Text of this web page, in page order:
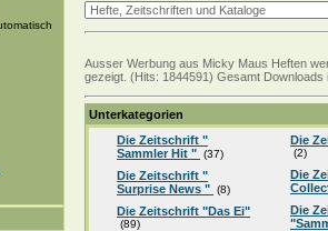
Ausser Werbung aus Micky Maus Heften
gezeigt. (Hits: 1844591) Gesamt Downloads
Unterkategorien
Die Zeitschrift "
Sammler Hit " (37)
Die Zeitschrift "
Surprise News " (8)
Die Zeitschrift "Das Ei"
(89)
Die
(2)
Die
Die